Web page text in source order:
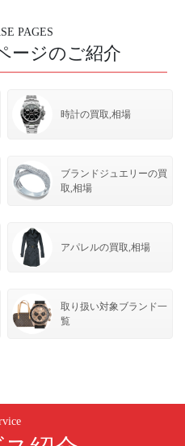
PAGES
ージのご紹介
時計の買取,相場
ブランドジュエリーの買
取,相場
アパレルの買取,相場
取り扱い対象ブランド一
覧